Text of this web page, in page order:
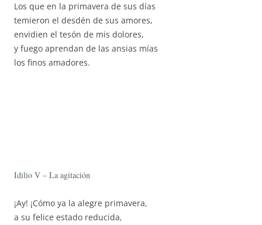
Los que en la primavera de sus días
temieron el desdén de sus amores,
envidien el tesón de mis dolores,
y fuego aprendan de las ansias mías
los finos amadores.
Idilio V – La agitación
¡Ay! ¡Cómo ya la alegre primavera,
a su felice estado reducida,